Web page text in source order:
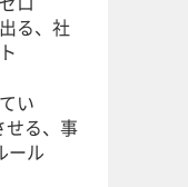
る、社
い
る、事
ール